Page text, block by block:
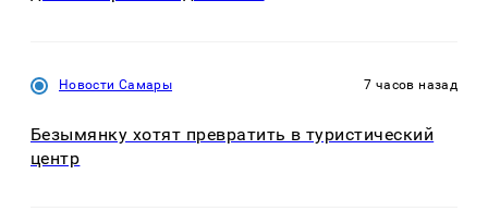
Новости Самары 7 часов назад
Безымянку хотят превратить в туристический
центр